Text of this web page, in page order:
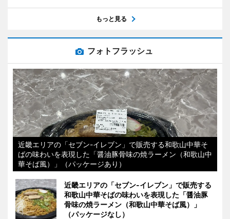
もっと見る
フォトフラッシュ
近畿エリアの「セブン-イレブン」で販売する和歌山中華そ
ばの味わいを表現した「醤油豚骨味の焼ラーメン（和歌山中
華そば風）」（パッケージあり）
近畿エリアの「セブン-イレブン」で販売する
和歌山中華そばの味わいを表現した「醤油豚
骨味の焼ラーメン（和歌山中華そば風）」
（パッケージなし）